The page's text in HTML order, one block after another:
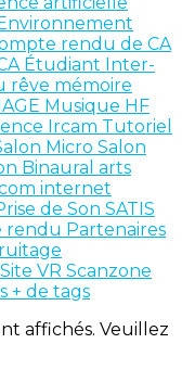
rendu de CA
Étudiant Inter-
rêve mémoire
Musique HF
Ircam Tutoriel
Micro Salon
Binaural arts
internet
de Son SATIS
rendu Partenaires
VR Scanzone
+ de tags
affichés. Veuillez